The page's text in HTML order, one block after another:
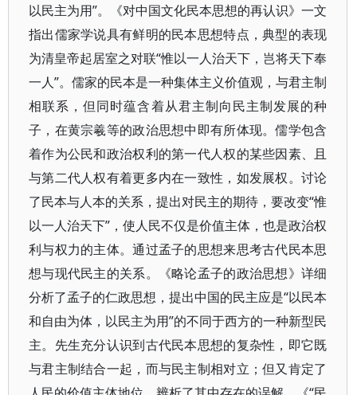
以民主为用”。《对中国文化民本思想的再认识》一文
指出儒家学说具有鲜明的民本思想特点，典型的表现
为清皇帝起居室之对联“惟以一人治天下，岂将天下奉
一人”。儒家的民本是一种集体主义价值观，与君主制
相联系，但同时蕴含着从君主制向民主制发展的种
子，在黄宗羲等的政治思想中即有所体现。儒学包含
着作为公民和政治权利的第一代人权的某些因素、且
与第二代人权有着更多内在一致性，如发展权。讨论
了民本与人本的关系，提出对民主的期待，要改变“惟
以一人治天下”，使人民不仅是价值主体，也是政治权
利与权力的主体。通过孟子的思想来思考古代民本思
想与现代民主的关系。《略论孟子的政治思想》详细
分析了孟子的仁政思想，提出中国的民主应是“以民本
和自由为体，以民主为用”的不同于西方的一种新型民
主。先生充分认识到古代民本思想的复杂性，即它既
与君主制结合一起，而与民主制相对立；但又肯定了